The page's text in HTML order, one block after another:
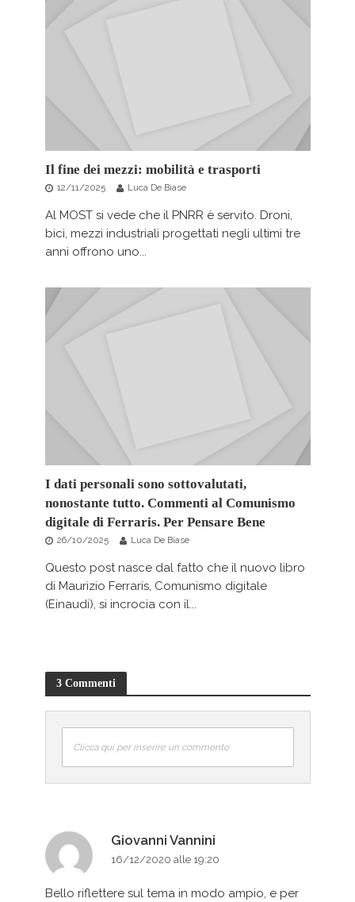
Il fine dei mezzi: mobilità e trasporti
12/11/2025 Luca De Biase
Al MOST si vede che il PNRR è servito. Droni,
bici, mezzi industriali progettati negli ultimi tre
anni offrono uno...
I dati personali sono sottovalutati,
nonostante tutto. Commenti al Comunismo
digitale di Ferraris. Per Pensare Bene
26/10/2025 Luca De Biase
Questo post nasce dal fatto che il nuovo libro
di Maurizio Ferraris, Comunismo digitale
(Einaudi), si incrocia con il...
3 Commenti
Clicca qui per inserire un commento
Giovanni Vannini
16/12/2020 alle 19:20
Bello riflettere sul tema in modo ampio, e per